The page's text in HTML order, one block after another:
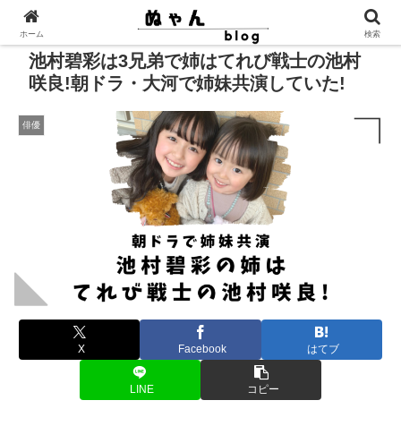
池村碧彩は3兄弟で姉はてれび戦士の池村
咲良!朝ドラ・大河で姉妹共演していた!
俳優
X Facebook はてブ
LINE コピー
ホーム 検索